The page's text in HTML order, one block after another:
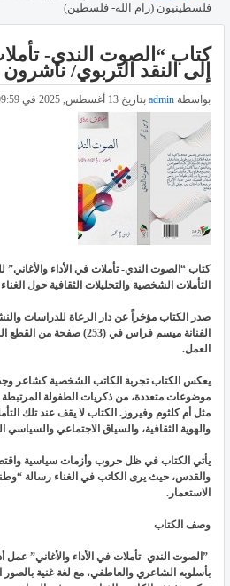
فلسطينيون (رام الله- فلسطين)
كتاب “الصوت الندي-
إلى النقد التربوي/
بواسطة admin بتاريخ 13 أغسطس, 2025 في 09:59 مساء | مصنفة في
كتاب “الصوت الندي- تأملات في الأداء
التأملات الشخصية والتحليلات الثقافية حول
صدر الكتاب مؤخراً عن دار الرعاة للدراسات
الفنانة ميسم فراس في
العمل.
يعكس الكتاب تجربة الكاتب الشخصية كشاعر وجد
موضوعات متعددة، من ذكريات الطفولة المرتبطة
مثل أم كلثوم وفيروز. الكتاب لا يقف عند تلك
والهوية الثقافية، والسياق الاجتماعي
يأتي الكتاب في ظل حروب وأزمات سياسية
والقدس، حيث يرى الكاتب في الغناء رسالة
الاستعمار.
وصف الكتاب
”الصوت الندي- تأملات في الأداء والأغاني” عمل
بأسلوبه الشاعري والعاطفي، مع لغة غنية بالصور